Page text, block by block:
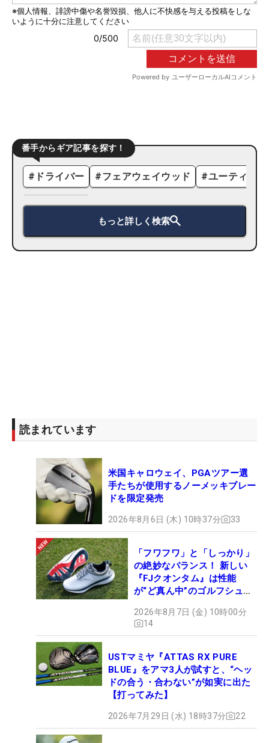
番手からギア記事を探す！
# ドライバー #フェアウェイウッド #ユーティリ
もっと詳しく検索
読まれています
米国キャロウェイ、PGAツアー選
手たちが使用するノーメッキブレー
ドを限定発売
2026年8月6日 (木) 10時37分 33
「フワフワ」と「しっかり」
の絶妙なバランス！ 新しい
『FJクオンタム』は性能
が“ど真ん中”のゴルフシュー
2026年8月7日 (金) 10時00分
14
USTマミヤ『ATTAS RX PURE
BLUE』をアマ3人が試すと、“ヘッ
ドの合う・合わない”が如実に出た
【打ってみた】
2026年7月29日 (水) 18時37分 22